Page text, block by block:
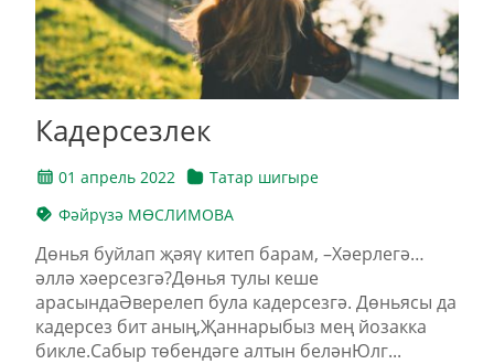
Кадерсезлек
01 апрель 2022
Татар шигыре
Фәйрүзә МӨСЛИМОВА
Дөнья буйлап җәяү китеп барам, –Хәерлегә…
әллә хәерсезгә?Дөнья тулы кеше
арасындаӘверелеп була кадерсезгә. Дөньясы да
кадерсез бит аның,Җаннарыбыз мең йозакка
бикле.Сабыр төбендәге алтын беләнЮлг...